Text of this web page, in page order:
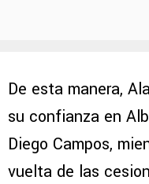
De esta manera,
su confianza en
Diego Campos,
vuelta de las